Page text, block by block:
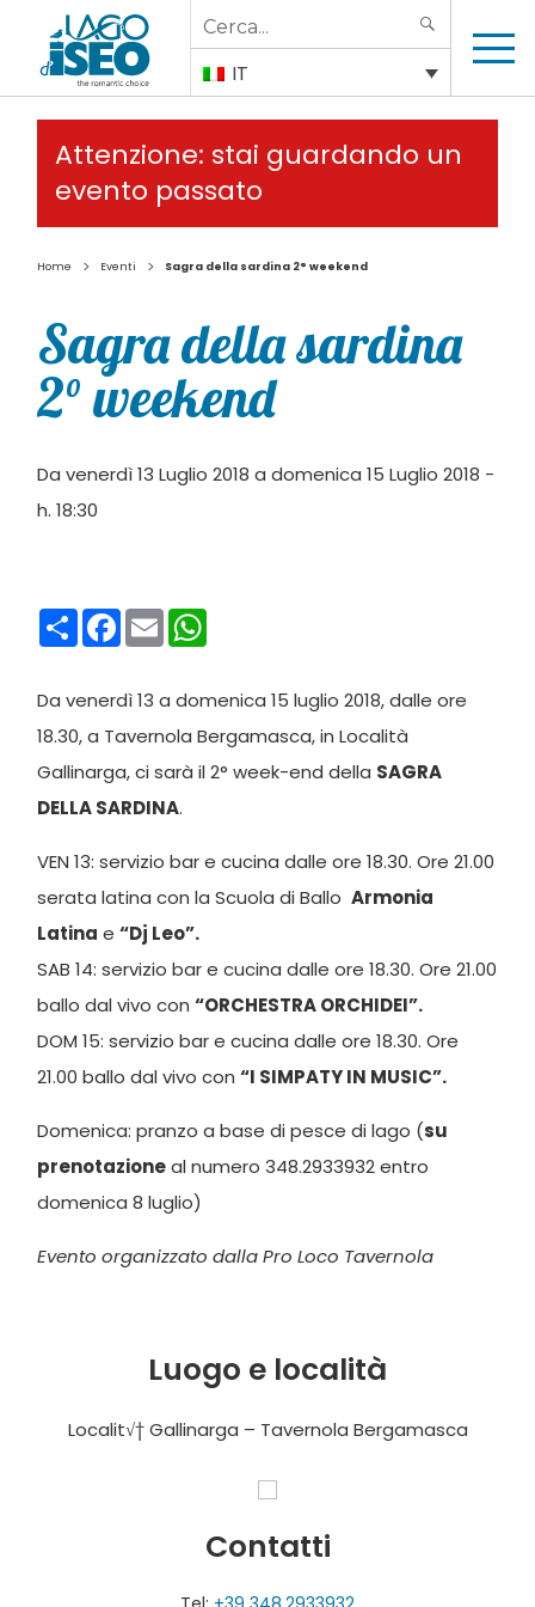
Search
for:
IT
Attenzione: stai guardando un
evento passato
Home > Eventi > Sagra della sardina 2° weekend
Sagra della sardina
2° weekend
Da venerdì 13 Luglio 2018 a domenica 15 Luglio 2018 -
h. 18:30
CondividiFacebook
Email
Da venerdì 13 a domenica 15 luglio 2018, dalle ore
18.30, a Tavernola Bergamasca, in Località
Gallinarga, ci sarà il 2° week-end della SAGRA
DELLA SARDINA.
VEN 13: servizio bar e cucina dalle ore 18.30. Ore 21.00
serata latina con la Scuola di BalloArmonia
Latina e“Dj Leo”.
SAB 14: servizio bar e cucina dalle ore 18.30. Ore 21.00
ballo dal vivo con“ORCHESTRA ORCHIDEI”.
DOM 15: servizio bar e cucina dalle ore 18.30. Ore
21.00 ballo dal vivo con“I SIMPATY IN MUSIC”.
Domenica: pranzo a base di pesce di lago (su
prenotazioneal numero 348.2933932 entro
domenica 8 luglio)
Evento organizzato dalla Pro Loco Tavernola
Luogo e località
Localit√† Gallinarga – Tavernola Bergamasca
Contatti